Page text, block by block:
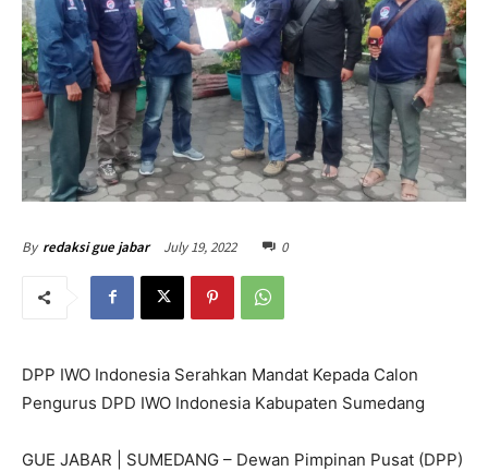
By redaksi gue jabar July 19, 2022 0
DPP IWO Indonesia Serahkan Mandat Kepada Calon
Pengurus DPD IWO Indonesia Kabupaten Sumedang
GUE JABAR | SUMEDANG – Dewan Pimpinan Pusat (DPP)